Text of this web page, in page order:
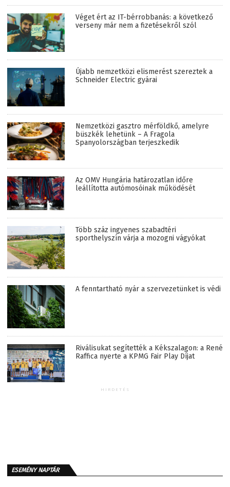
Véget ért az IT-bérrobbanás: a következő
verseny már nem a fizetésekről szól
Újabb nemzetközi elismerést szereztek a
Schneider Electric gyárai
Nemzetközi gasztro mérföldkő, amelyre
büszkék lehetünk – A Fragola
Spanyolországban terjeszkedik
Az OMV Hungária határozatlan időre
leállította autómosóinak működését
Több száz ingyenes szabadtéri
sporthelyszín várja a mozogni vágyókat
A fenntartható nyár a szervezetünket is védi
Riválisukat segítették a Kékszalagon: a René
Raffica nyerte a KPMG Fair Play Díjat
HIRDETÉS
ESEMÉNY NAPTÁR